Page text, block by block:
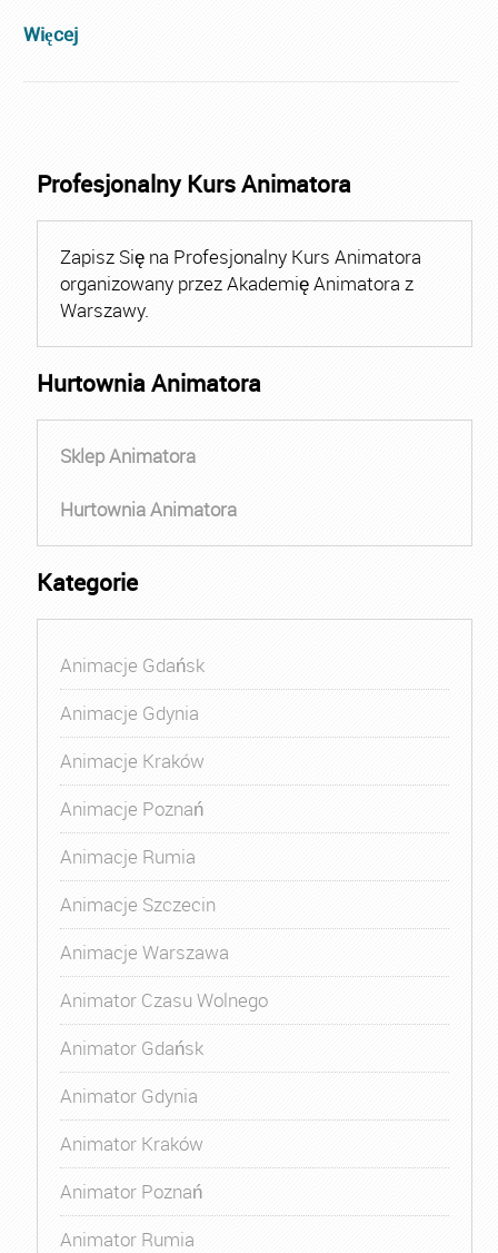
Więcej
Profesjonalny Kurs Animatora
Zapisz Się na Profesjonalny Kurs Animatora
organizowany przez Akademię Animatora z
Warszawy.
Hurtownia Animatora
Sklep Animatora
Hurtownia Animatora
Kategorie
Animacje Gdańsk
Animacje Gdynia
Animacje Kraków
Animacje Poznań
Animacje Rumia
Animacje Szczecin
Animacje Warszawa
Animator Czasu Wolnego
Animator Gdańsk
Animator Gdynia
Animator Kraków
Animator Poznań
Animator Rumia